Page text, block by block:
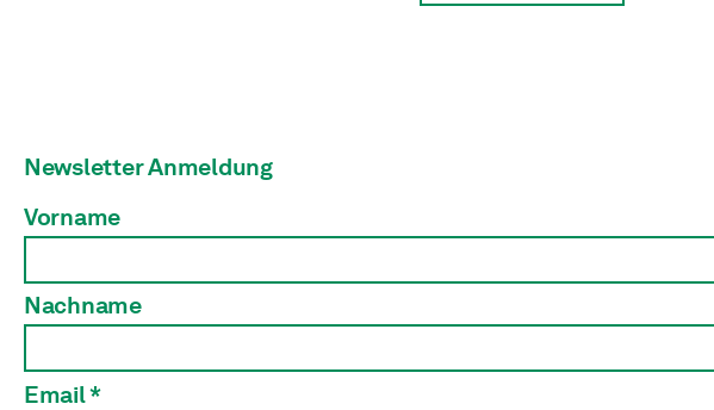
Newsletter Anmeldung
Vorname
Nachname
Email *